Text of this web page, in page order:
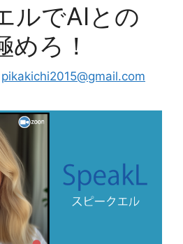
ルでAIとの
めろ！
pikakichi2015@gmail.com